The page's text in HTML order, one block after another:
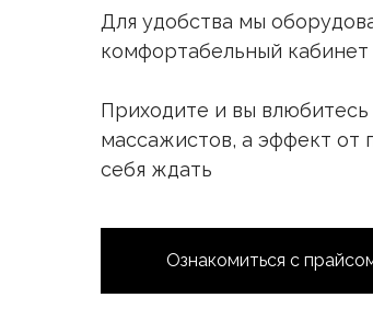
Для удобства мы
комфортабельный кабинет
Приходите и вы
массажистов, а эффект от
себя ждать
Ознакомиться с